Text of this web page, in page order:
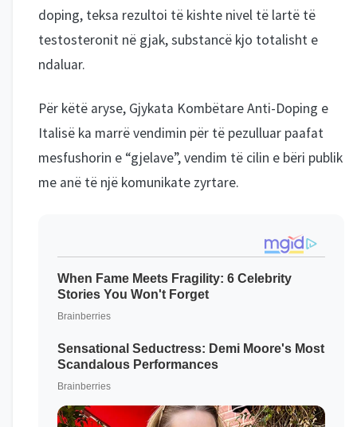
doping, teksa rezultoi të kishte nivel të lartë të
testosteronit në gjak, substancë kjo totalisht e
ndaluar.
Për këtë aryse, Gjykata Kombëtare Anti-Doping e
Italisë ka marrë vendimin për të pezulluar paafat
mesfushorin e “gjelave”, vendim të cilin e bëri publik
me anë të një komunikate zyrtare.